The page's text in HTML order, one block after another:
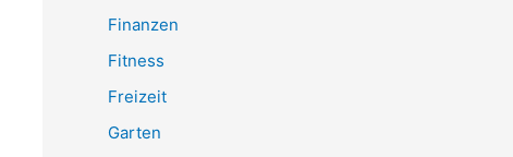
Finanzen
Fitness
Freizeit
Garten